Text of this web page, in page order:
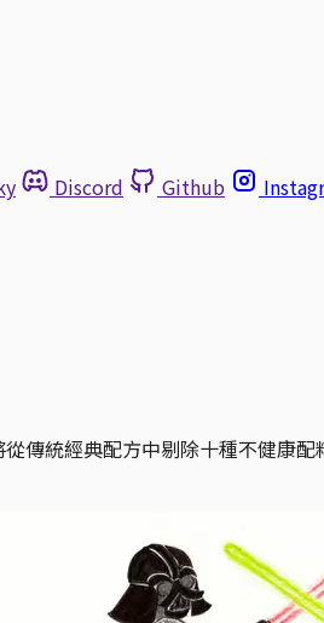
Discord Github
傳統經典配方中剔除十種不健康